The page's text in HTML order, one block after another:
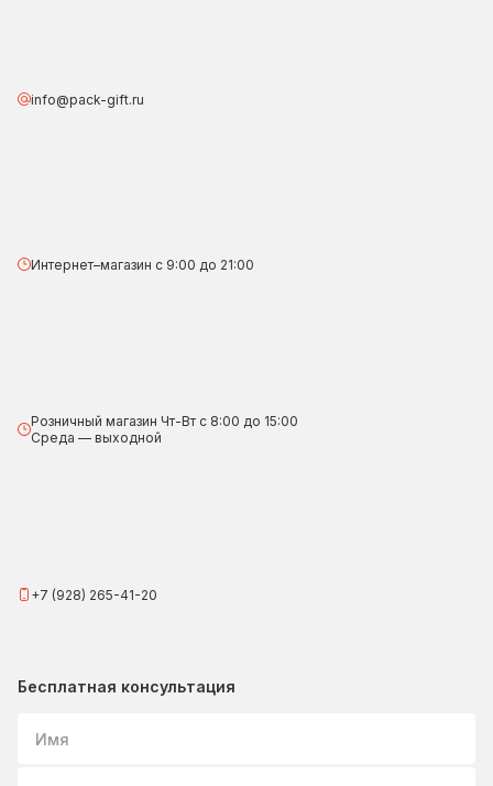
info@pack-gift.ru
Интернет–магазин с 9:00 до 21:00
Розничный магазин Чт-Вт с 8:00 до 15:00
Среда — выходной
+7 (928) 265-41-20
Бесплатная консультация